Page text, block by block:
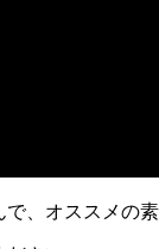
で、オススメの素